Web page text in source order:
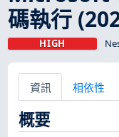
碼執行
HIGH
資訊 相依性
概要